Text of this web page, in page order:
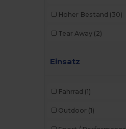
Hoher Bestand (30)
Tear Away (2)
Einsatz
Fahrrad (1)
Outdoor (1)